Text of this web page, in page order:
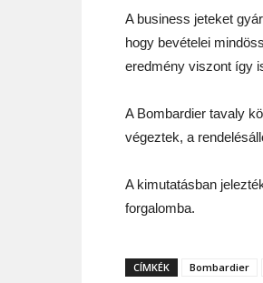
A business jeteket
hogy bevételei
eredmény viszont így
A Bombardier tavaly
végeztek, a
A kimutatásban
forgalomba.
CÍMKÉK Bombardier